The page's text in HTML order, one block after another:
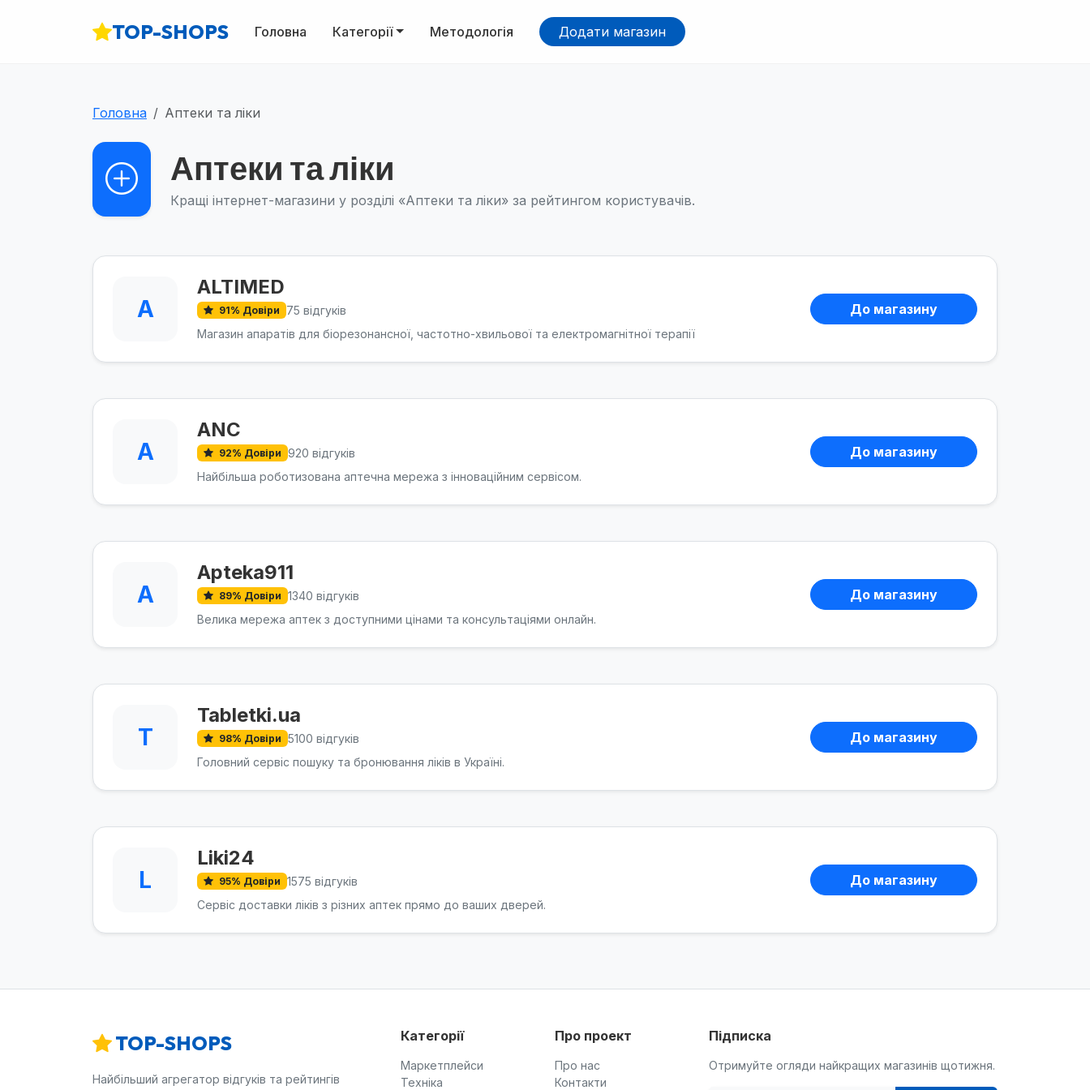
TOP-SHOPS Головна Категорії Методологія Додати магазин
Головна Аптеки та ліки
Аптеки та ліки
Кращі інтернет-магазини у розділі «Аптеки та ліки» за рейтингом користувачів.
A
ALTIMED
91% Довіри 75 відгуків
Магазин апаратів для біорезонансної, частотно-хвильової та електромагнітної терапії
До магазину
A
ANC
92% Довіри 920 відгуків
Найбільша роботизована аптечна мережа з інноваційним сервісом.
До магазину
A
Apteka911
89% Довіри 1340 відгуків
Велика мережа аптек з доступними цінами та консультаціями онлайн.
До магазину
T
Tabletki.ua
98% Довіри 5100 відгуків
Головний сервіс пошуку та бронювання ліків в Україні.
До магазину
L
Liki24
95% Довіри 1575 відгуків
Сервіс доставки ліків з різних аптек прямо до ваших дверей.
До магазину
TOP-SHOPS
Найбільший агрегатор відгуків та рейтингів
Категорії
Маркетплейси
Техніка
Про проект
Про нас
Контакти
Підписка
Отримуйте огляди найкращих магазинів щотижня.